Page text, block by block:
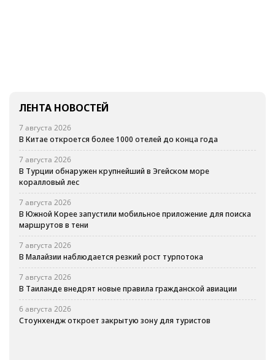
ЛЕНТА НОВОСТЕЙ
7 августа 2026
В Китае откроется более 1000 отелей до конца года
7 августа 2026
В Турции обнаружен крупнейший в Эгейском море
коралловый лес
7 августа 2026
В Южной Корее запустили мобильное приложение для поиска
маршрутов в тени
7 августа 2026
В Малайзии наблюдается резкий рост турпотока
7 августа 2026
В Таиланде внедрят новые правила гражданской авиации
6 августа 2026
Стоунхендж откроет закрытую зону для туристов